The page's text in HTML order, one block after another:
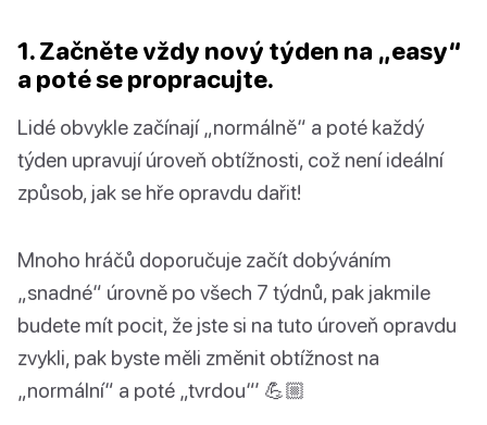
1. Začněte vždy nový týden na „easy“
a poté se propracujte.
Lidé obvykle začínají „normálně“ a poté každý
týden upravují úroveň obtížnosti, což není ideální
způsob, jak se hře opravdu dařit!
Mnoho hráčů doporučuje začít dobýváním
„snadné“ úrovně po všech 7 týdnů, pak jakmile
budete mít pocit, že jste si na tuto úroveň opravdu
zvykli, pak byste měli změnit obtížnost na
„normální“ a poté „tvrdou“’ 💪🏼